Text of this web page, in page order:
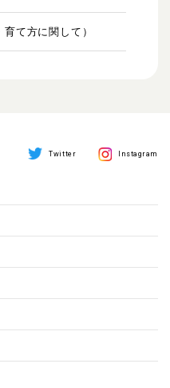
て方に関して）
Twitter Instagram